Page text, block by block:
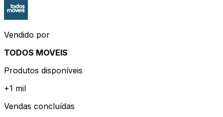
Vendido por
TODOS MOVEIS
Produtos disponíveis
+1 mil
Vendas concluídas